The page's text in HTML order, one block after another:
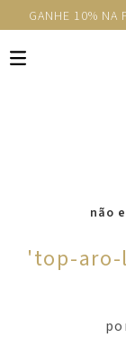
GANHE 10% NA
não
'top-aro-